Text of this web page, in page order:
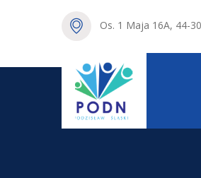
Os. 1 Maja 16A, 44-